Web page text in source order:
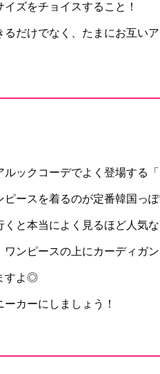
ズをチョイスすること！
だけでなく、たまにお互い
ルックコーデでよく登場する
ースを着るのが定番韓国っ
と本当によく見るほど人気
ワンピースの上にカーディガ
すよ◎
カーにしましょう！